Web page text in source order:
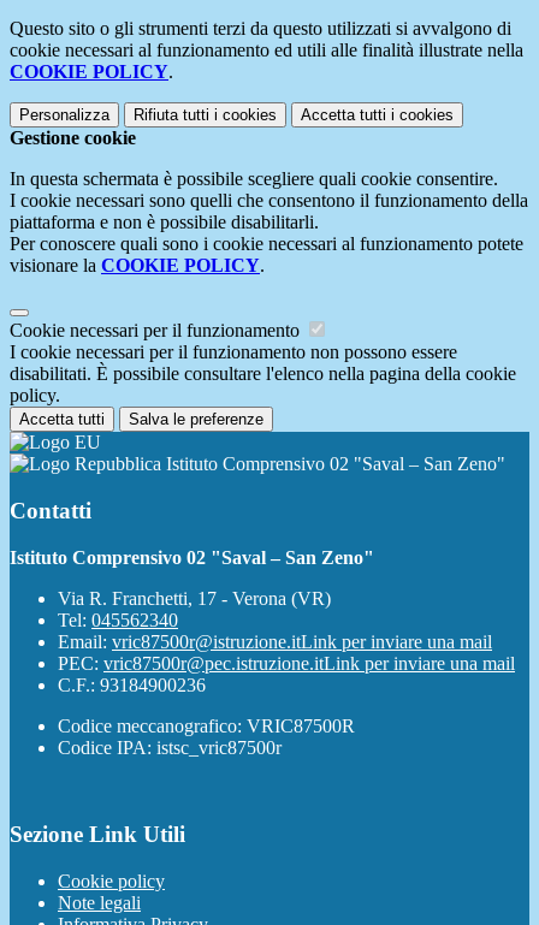
Questo sito o gli strumenti terzi da questo utilizzati si avvalgono di
cookie necessari al funzionamento ed utili alle finalità illustrate nella
COOKIE POLICY.
Personalizza Rifiuta tutti i cookies Accetta tutti i cookies
Gestione cookie
In questa schermata è possibile scegliere quali cookie consentire.
I cookie necessari sono quelli che consentono il funzionamento della
piattaforma e non è possibile disabilitarli.
Per conoscere quali sono i cookie necessari al funzionamento potete
visionare la COOKIE POLICY.
Cookie necessari per il funzionamento
I cookie necessari per il funzionamento non possono essere
disabilitati. È possibile consultare l'elenco nella pagina della cookie
policy.
Accetta tutti Salva le preferenze
Istituto Comprensivo 02 "Saval – San Zeno"
Contatti
Istituto Comprensivo 02 "Saval – San Zeno"
Via R. Franchetti, 17 - Verona (VR)
Tel: 045562340
Email: vric87500r@istruzione.itLink per inviare una mail
PEC: vric87500r@pec.istruzione.itLink per inviare una mail
C.F.: 93184900236
Codice meccanografico: VRIC87500R
Codice IPA: istsc_vric87500r
Sezione Link Utili
Cookie policy
Note legali